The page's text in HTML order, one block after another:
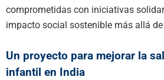
comprometidas con iniciativas
impacto social sostenible más allá
Un proyecto para mejorar la
infantil en India